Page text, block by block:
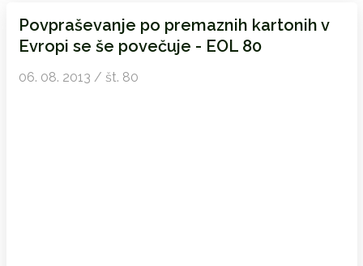
Povpraševanje po premaznih kartonih v
Evropi se še povečuje - EOL 80
06. 08. 2013 / št. 80